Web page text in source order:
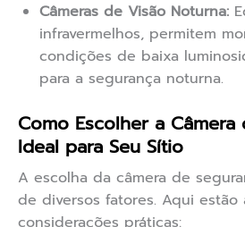
Câmeras de Visão Noturna:
infravermelhos, permitem
condições de baixa
para a segurança noturna.
Como Escolher a Câmera
Ideal para Seu Sítio
A escolha da câmera de
de diversos fatores. Aqui estão
considerações práticas: